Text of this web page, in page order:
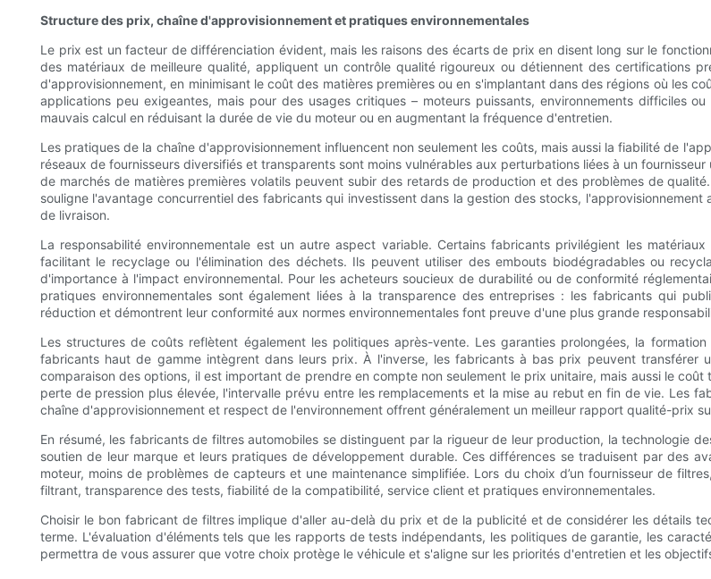
Structure des prix, chaîne d'approvisionnement et pratiques environnementales
Le prix est un facteur de différenciation évident, mais les raisons des écarts de prix en disent long sur le
des matériaux de meilleure qualité, appliquent un contrôle qualité rigoureux ou détiennent des certifications
d'approvisionnement, en minimisant le coût des matières premières ou en s'implantant dans des régions où les
applications peu exigeantes, mais pour des usages critiques – moteurs puissants, environnements difficiles
mauvais calcul en réduisant la durée de vie du moteur ou en augmentant la fréquence d'entretien.
Les pratiques de la chaîne d'approvisionnement influencent non seulement les coûts, mais aussi la fiabilité de
réseaux de fournisseurs diversifiés et transparents sont moins vulnérables aux perturbations liées à un
de marchés de matières premières volatils peuvent subir des retards de production et des problèmes de
souligne l'avantage concurrentiel des fabricants qui investissent dans la gestion des stocks,
de livraison.
La responsabilité environnementale est un autre aspect variable. Certains fabricants privilégient les
facilitant le recyclage ou l'élimination des déchets. Ils peuvent utiliser des embouts biodégradables ou
d'importance à l'impact environnemental. Pour les acheteurs soucieux de durabilité ou de conformité
pratiques environnementales sont également liées à la transparence des entreprises : les fabricants qui
réduction et démontrent leur conformité aux normes environnementales font preuve d'une plus grande
Les structures de coûts reflètent également les politiques après-vente. Les garanties prolongées, la
fabricants haut de gamme intègrent dans leurs prix. À l'inverse, les fabricants à bas prix peuvent transférer
comparaison des options, il est important de prendre en compte non seulement le prix unitaire, mais aussi le
perte de pression plus élevée, l'intervalle prévu entre les remplacements et la mise au rebut en fin de vie. Les
chaîne d'approvisionnement et respect de l'environnement offrent généralement un meilleur rapport qualité-prix
En résumé, les fabricants de filtres automobiles se distinguent par la rigueur de leur production, la technologie
soutien de leur marque et leurs pratiques de développement durable. Ces différences se traduisent par des
moteur, moins de problèmes de capteurs et une maintenance simplifiée. Lors du choix d’un fournisseur de
filtrant, transparence des tests, fiabilité de la compatibilité, service client et pratiques environnementales.
Choisir le bon fabricant de filtres implique d'aller au-delà du prix et de la publicité et de considérer les détails
terme. L'évaluation d'éléments tels que les rapports de tests indépendants, les politiques de garantie, les
permettra de vous assurer que votre choix protège le véhicule et s'aligne sur les priorités d'entretien et les